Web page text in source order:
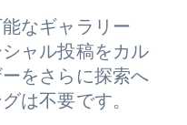
なギャラリー
ャル投稿をカル
をさらに探索へ
は不要です。